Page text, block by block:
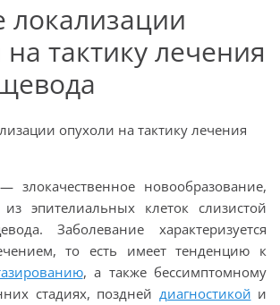
локализации
тактику лечения
— злокачественное новообразование,
эпителиальных клеток слизистой
Заболевание характеризуется
то есть имеет тенденцию к
, а также бессимптомному
стадиях, поздней диагностикой и